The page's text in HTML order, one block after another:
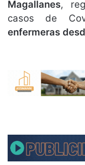
Magallanes,
casos de
enfermeras